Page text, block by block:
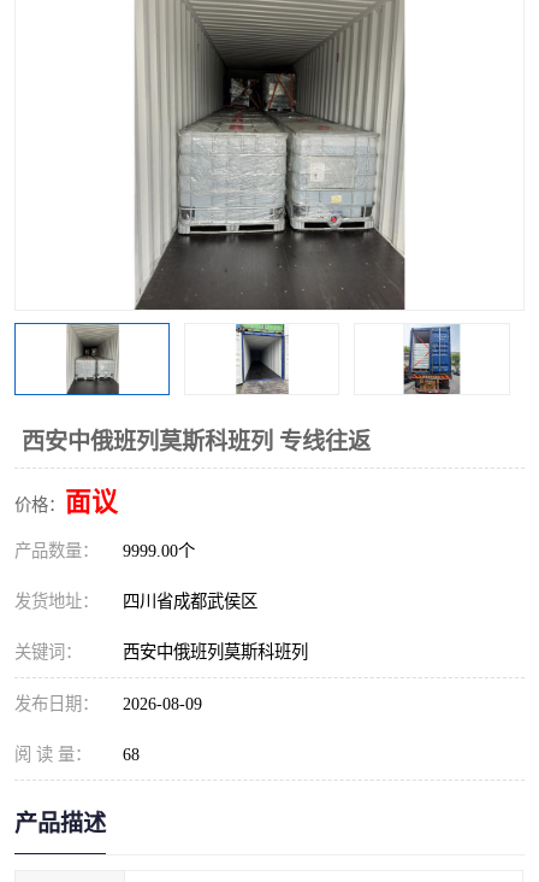
西安中俄班列莫斯科班列 专线往返
价格： 面议
产品数量： 9999.00个
发货地址： 四川省成都武侯区
关键词： 西安中俄班列莫斯科班列
发布日期： 2026-08-09
阅 读 量： 68
产品描述
中欧班列进口红酒啤酒
蓉欧班列进口机械设备 马来西亚物流
铁路出口拼箱/整柜
中俄班列莫斯科